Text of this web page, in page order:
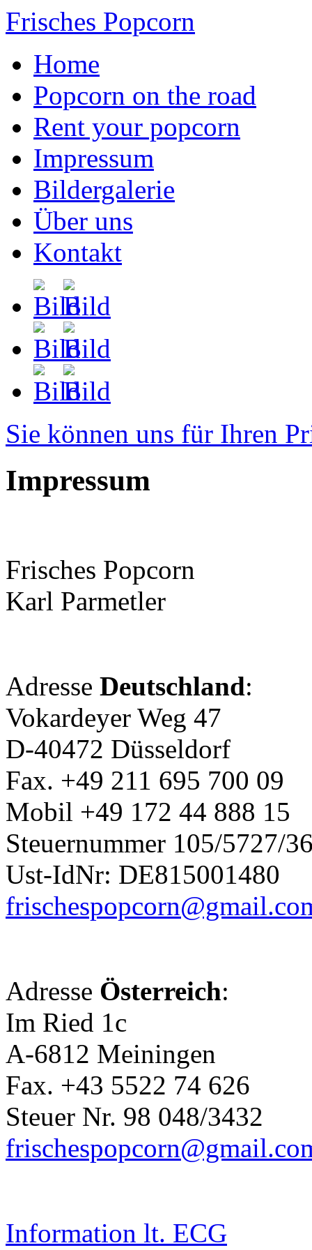
Frisches Popcorn
Home
Popcorn on the road
Rent your popcorn
Impressum
Bildergalerie
Über uns
Kontakt
Sie können uns für Ihren
Impressum
Frisches Popcorn
Karl Parmetler
Adresse Deutschland:
Vokardeyer Weg 47
D-40472 Düsseldorf
Fax. +49 211 695 700 09
Mobil +49 172 44 888 15
Steuernummer 105/5727/
Ust-IdNr: DE815001480
Adresse Österreich:
Im Ried 1c
A-6812 Meiningen
Fax. +43 5522 74 626
Steuer Nr. 98 048/3432
Information lt. ECG